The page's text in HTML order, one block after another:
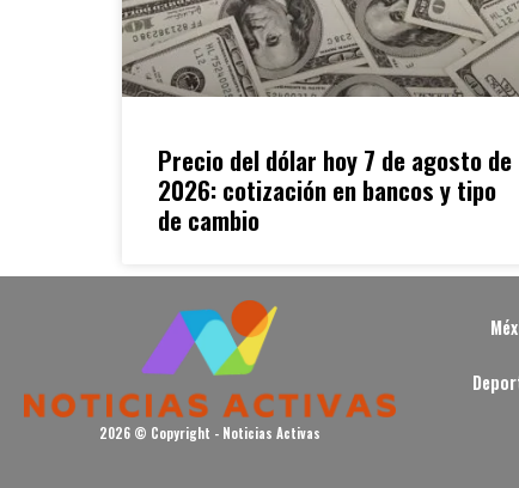
Precio del dólar hoy 7 de agosto de
2026: cotización en bancos y tipo
de cambio
2026 © Copyright - Noticias Activas